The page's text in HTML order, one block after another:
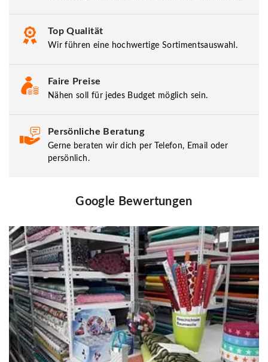
Top Qualität
Wir führen eine hochwertige Sortimentsauswahl.
Faire Preise
Nähen soll für jedes Budget möglich sein.
Persönliche Beratung
Gerne beraten wir dich per Telefon, Email oder
persönlich.
Google Bewertungen